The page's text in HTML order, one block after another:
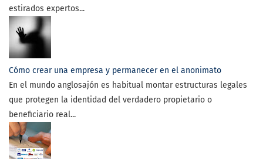
estirados expertos...
Cómo crear una empresa y permanecer en el anonimato
En el mundo anglosajón es habitual montar estructuras legales
que protegen la identidad del verdadero propietario o
beneficiario real...